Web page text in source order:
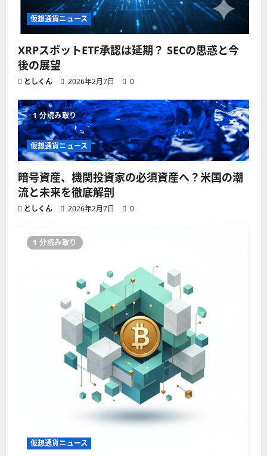
仮想通貨ニュース
XRPスポットETF承認は延期？ SECの思惑と今
後の展望
としくん 2026年2月7日 0
1 分読み取り
仮想通貨ニュース
暗号資産、機関投資家の必須資産へ？米国の潮
流と未来を徹底解剖
としくん 2026年2月7日 0
1 分読み取り
仮想通貨ニュース